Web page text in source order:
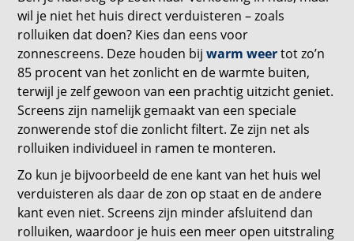
wil je niet het huis direct verduisteren – zoals
rolluiken dat doen? Kies dan eens voor
zonnescreens. Deze houden bijwarm weertot zo’n
85 procent van het zonlicht en de warmte buiten,
terwijl je zelf gewoon van een prachtig uitzicht geniet.
Screens zijn namelijk gemaakt van een speciale
zonwerende stof die zonlicht filtert. Ze zijn net als
rolluiken individueel in ramen te monteren.
Zo kun je bijvoorbeeld de ene kant van het huis wel
verduisteren als daar de zon op staat en de andere
kant even niet. Screens zijn minder afsluitend dan
rolluiken, waardoor je huis een meer open uitstraling